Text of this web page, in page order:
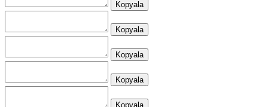
Kopyala
Kopyala
Kopyala
Kopyala
Kopyala